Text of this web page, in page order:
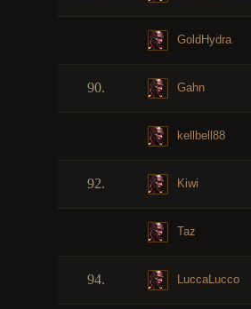
GoldHydra
90. Gahn
kellbell88
92. Kiwi
Taz
94. LuccaLucco